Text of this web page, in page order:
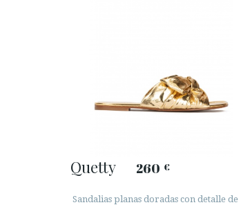
Quetty 260 €
Sandalias planas doradas con detalle de